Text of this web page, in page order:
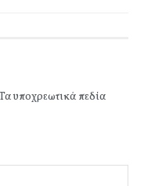
υποχρεωτικά πεδία